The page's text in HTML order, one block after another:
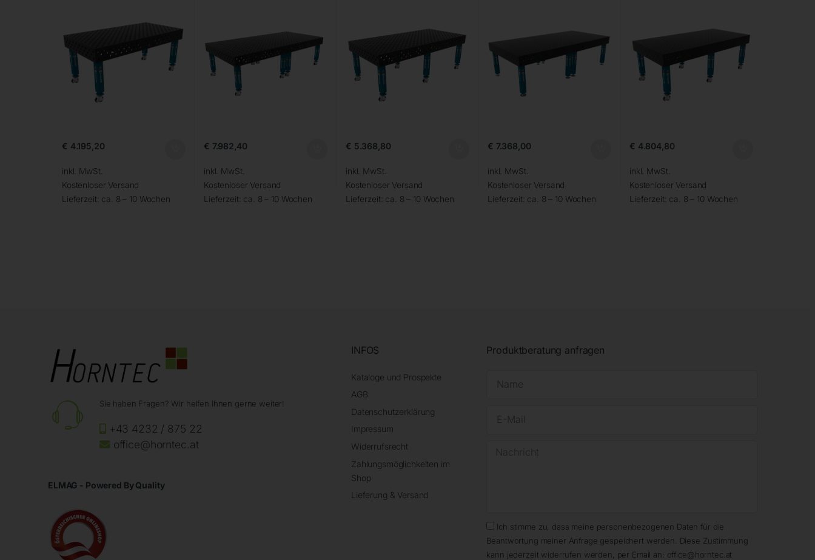
€ 4.195,20
inkl. MwSt.
Kostenloser Versand
Lieferzeit: ca. 8 – 10 Wochen
€ 7.982,40
inkl. MwSt.
Kostenloser Versand
Lieferzeit: ca. 8 – 10 Wochen
€ 5.368,80
inkl. MwSt.
Kostenloser Versand
Lieferzeit: ca. 8 – 10 Wochen
€ 7.368,00
inkl. MwSt.
Kostenloser Versand
Lieferzeit: ca. 8 – 10 Wochen
€ 4.804,80
inkl. MwSt.
Kostenloser Versand
Lieferzeit: ca. 8 – 10 Wochen
Sie haben Fragen? Wir helfen Ihnen gerne weiter!
+43 4232 / 875 22
office@horntec.at
ELMAG - Powered By Quality
INFOS
Kataloge und Prospekte
AGB
Datenschutzerklärung
Impressum
Widerrufsrecht
Zahlungsmöglichkeiten im
Shop
Lieferung & Versand
Produktberatung anfragen
Ich stimme zu, dass meine personenbezogenen Daten für die
Beantwortung meiner Anfrage gespeichert werden. Diese Zustimmung
kann jederzeit widerrufen werden, per Email an: office@horntec.at